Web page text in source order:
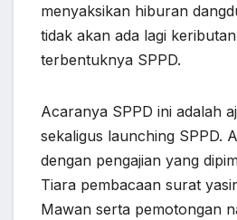
menyaksikan hiburan
tidak akan ada lagi
terbentuknya SPPD.
Acaranya SPPD ini adalah
sekaligus launching SPPD.
dengan pengajian yang
Tiara pembacaan surat
Mawan serta pemotongan